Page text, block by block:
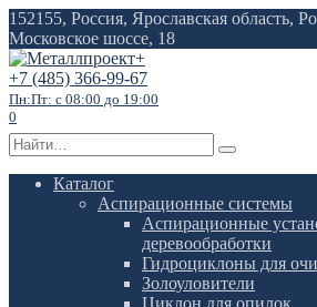
Перейти
к
содержанию
152155, Россия, Ярославская область,
Московское шоссе, 18
+7 (485) 366-99-67
Пн:Пт: с 08:00 до 19:00
0
Search
for:
Каталог
Аспирационные системы
Аспирационные
деревообработки
Гидроциклоны для
Золоуловители